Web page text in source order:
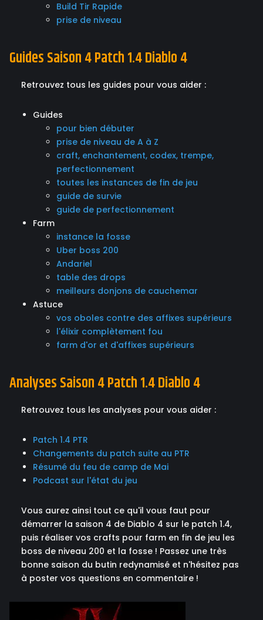
Build Tir Rapide
prise de niveau
Guides Saison 4 Patch 1.4 Diablo 4
Retrouvez tous les guides pour vous aider :
Guides
pour bien débuter
prise de niveau de A à Z
craft, enchantement, codex, trempe,
perfectionnement
toutes les instances de fin de jeu
guide de survie
guide de perfectionnement
Farm
instance la fosse
Uber boss 200
Andariel
table des drops
meilleurs donjons de cauchemar
Astuce
vos oboles contre des affixes supérieurs
l'élixir complètement fou
farm d'or et d'affixes supérieurs
Analyses Saison 4 Patch 1.4 Diablo 4
Retrouvez tous les analyses pour vous aider :
Patch 1.4 PTR
Changements du patch suite au PTR
Résumé du feu de camp de Mai
Podcast sur l'état du jeu
Vous aurez ainsi tout ce qu'il vous faut pour
démarrer la saison 4 de Diablo 4 sur le patch 1.4,
puis réaliser vos crafts pour farm en fin de jeu les
boss de niveau 200 et la fosse ! Passez une très
bonne saison du butin redynamisé et n'hésitez pas
à poster vos questions en commentaire !